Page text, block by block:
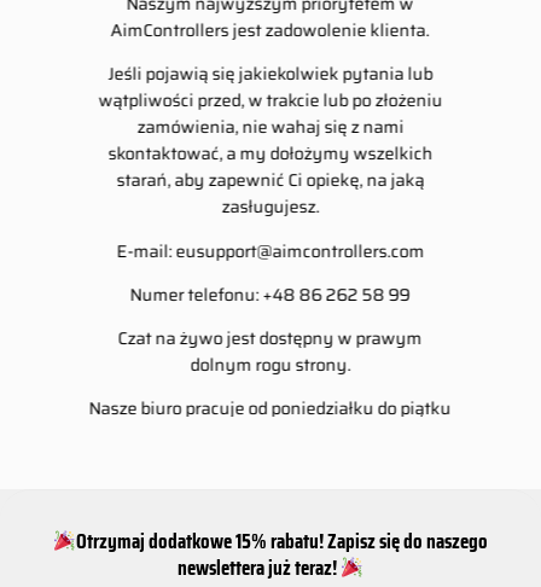
AimControllers jest zadowolenie klienta.
Jeśli pojawią się jakiekolwiek pytania lub
wątpliwości przed, w trakcie lub po złożeniu
zamówienia, nie wahaj się z nami
skontaktować, a my dołożymy wszelkich
starań, aby zapewnić Ci opiekę, na jaką
zasługujesz.
E-mail:eusupport@aimcontrollers.com
Numer telefonu: +48 86 262 58 99
Czat na żywo jest dostępny w prawym
dolnym rogu strony.
Nasze biuro pracuje od poniedziałku do piątku
Otrzymaj dodatkowe 15% rabatu! Zapisz się do naszego
newslettera już teraz!